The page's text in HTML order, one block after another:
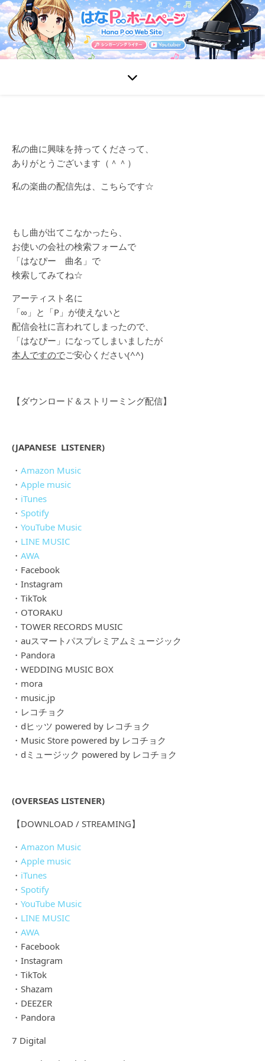
私の曲に興味を持ってくださって、
ありがとうございます（＾＾）
私の楽曲の配信先は、こちらです☆
もし曲が出てこなかったら、
お使いの会社の検索フォームで
「はなぴー 曲名」で
検索してみてね☆
アーティスト名に
「∞」と「P」が使えないと
配信会社に言われてしまったので、
「はなぴー」になってしまいましたが
本人ですのでご安心ください(^^)
【ダウンロード＆ストリーミング配信】
(JAPANESE LISTENER)
・ Amazon Music
・ Apple music
・ iTunes
・ Spotify
・ YouTube Music
・ LINE MUSIC
・ AWA
・Facebook
・Instagram
・TikTok
・OTORAKU
・TOWER RECORDS MUSIC
・auスマートパスプレミアムミュージック
・Pandora
・WEDDING MUSIC BOX
・mora
・music.jp
・レコチョク
・dヒッツ powered by レコチョク
・Music Store powered by レコチョク
・dミュージック powered by レコチョク
(OVERSEAS LISTENER)
【DOWNLOAD / STREAMING】
・ Amazon Music
・ Apple music
・ iTunes
・ Spotify
・ YouTube Music
・ LINE MUSIC
・ AWA
・Facebook
・Instagram
・TikTok
・Shazam
・DEEZER
・Pandora
7 Digital